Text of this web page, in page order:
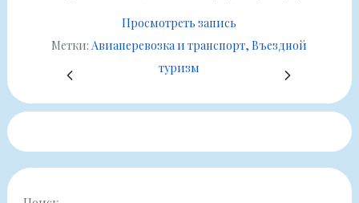
Просмотреть запись
Метки:Авиаперевозка и транспорт Въездной
туризм
Пагинация
записей
3 4